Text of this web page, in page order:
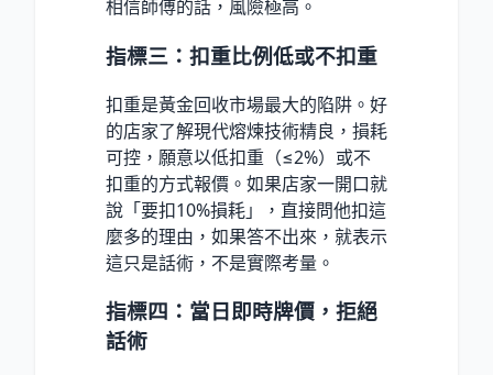
相信師傅的話，風險極高。
指標三：扣重比例低或不扣重
扣重是黃金回收市場最大的陷阱。好
的店家了解現代熔煉技術精良，損耗
可控，願意以低扣重（≤2%）或不
扣重的方式報價。如果店家一開口就
說「要扣10%損耗」，直接問他扣這
麼多的理由，如果答不出來，就表示
這只是話術，不是實際考量。
指標四：當日即時牌價，拒絕
話術